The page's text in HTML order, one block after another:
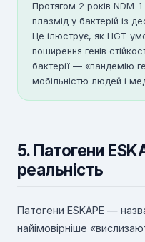
Протягом 2 років NDM-
плазмід у бактерій із
Це ілюструє, як HGT
поширення генів
бактерії — «пандемію
мобільністю людей і
5. Патогени
реальність
Патогени ESKAPE —
найімовірніше